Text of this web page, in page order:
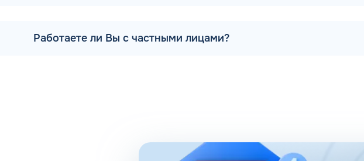
не только товары для автомобилистов, но и предметы первой
и легкового автомобиля любого класса. Клиентам также доступен фирменный
Работаете ли Вы с частными лицами?